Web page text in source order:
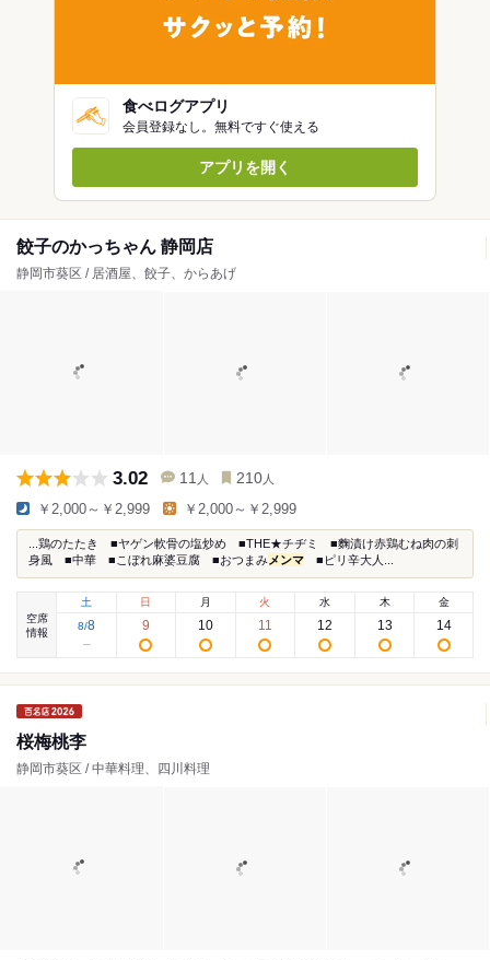
食べログアプリ
会員登録なし。無料ですぐ使える
アプリを開く
餃子のかっちゃん 静岡店
静岡市葵区 / 居酒屋、餃子、からあげ
3.02 11 人 210 人
￥2,000～￥2,999 ￥2,000～￥2,999
...鶏のたたき ■ヤゲン軟骨の塩炒め ■THE★チヂミ ■麴漬け赤鶏むね肉の刺
身風 ■中華 ■こぼれ麻婆豆腐 ■おつまみメンマ ■ピリ辛大人...
空席
情報
土
8/8
日
9
月
10
火
11
水
12
木
13
金
14
桜梅桃李
静岡市葵区 / 中華料理、四川料理